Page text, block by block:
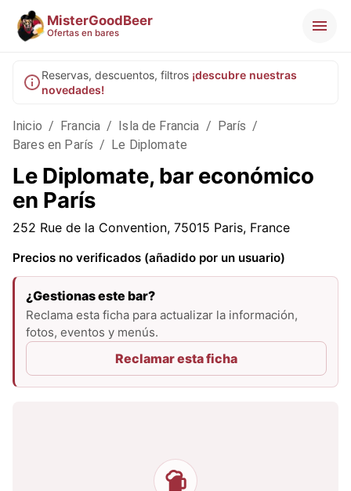
MisterGoodBeer
Ofertas en bares
Reservas, descuentos, filtros ¡descubre nuestras
novedades!
Inicio / Francia / Isla de Francia / París /
Bares en París / Le Diplomate
Le Diplomate, bar económico
en París
252 Rue de la Convention, 75015 Paris, France
Precios no verificados (añadido por un usuario)
¿Gestionas este bar?
Reclama esta ficha para actualizar la información,
fotos, eventos y menús.
Reclamar esta ficha